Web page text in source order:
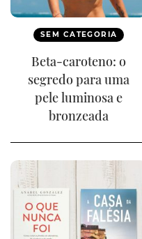
SEM CATEGORIA
Beta-caroteno: o
segredo para uma
pele luminosa e
bronzeada